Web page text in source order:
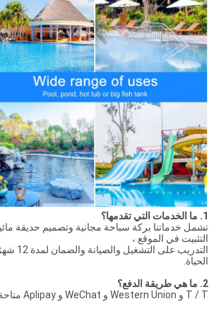
1. ما الخدمات التي تقدمها؟
تشمل خدماتنا بركة سباحة مجانية وتصميم حديقة
التثبيت في الموقع ،
التدريب
الحياة.
2. ما هي طريقة الدفع؟
T / T و Western Union و WeChat و Aplipay متاحة لنا.